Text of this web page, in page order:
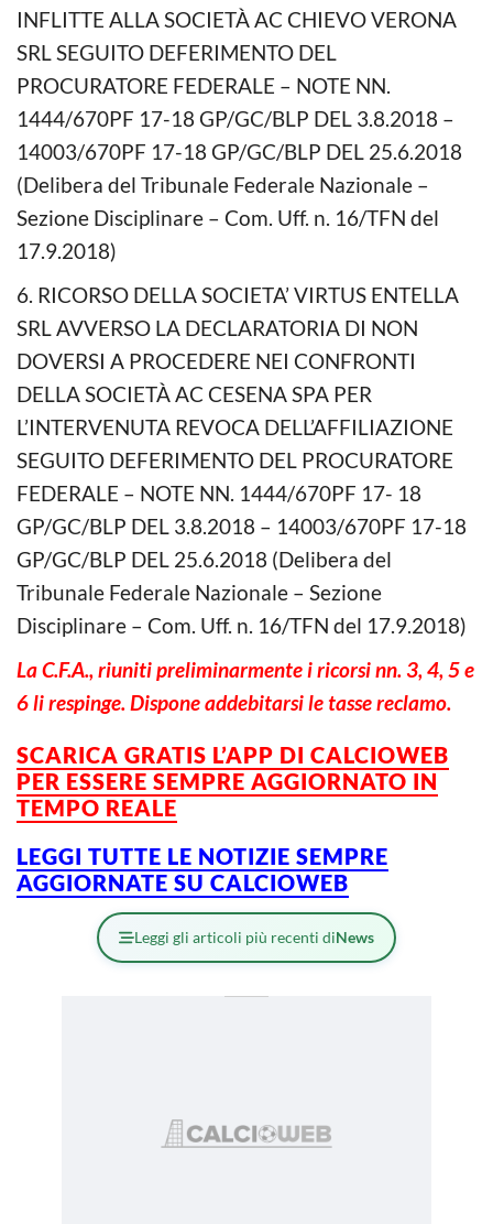
INFLITTE ALLA SOCIETÀ AC CHIEVO VERONA
SRL SEGUITO DEFERIMENTO DEL
PROCURATORE FEDERALE – NOTE NN.
1444/670PF 17-18 GP/GC/BLP DEL 3.8.2018 –
14003/670PF 17-18 GP/GC/BLP DEL 25.6.2018
(Delibera del Tribunale Federale Nazionale –
Sezione Disciplinare – Com. Uff. n. 16/TFN del
17.9.2018)
6. RICORSO DELLA SOCIETA’ VIRTUS ENTELLA
SRL AVVERSO LA DECLARATORIA DI NON
DOVERSI A PROCEDERE NEI CONFRONTI
DELLA SOCIETÀ AC CESENA SPA PER
L’INTERVENUTA REVOCA DELL’AFFILIAZIONE
SEGUITO DEFERIMENTO DEL PROCURATORE
FEDERALE – NOTE NN. 1444/670PF 17- 18
GP/GC/BLP DEL 3.8.2018 – 14003/670PF 17-18
GP/GC/BLP DEL 25.6.2018 (Delibera del
Tribunale Federale Nazionale – Sezione
Disciplinare – Com. Uff. n. 16/TFN del 17.9.2018)
La C.F.A., riuniti preliminarmente i ricorsi nn. 3, 4, 5 e
6 li respinge. Dispone addebitarsi le tasse reclamo.
SCARICA GRATIS L’APP DI CALCIOWEB
PER ESSERE SEMPRE AGGIORNATO IN
TEMPO REALE
LEGGI TUTTE LE NOTIZIE SEMPRE
AGGIORNATE SU CALCIOWEB
Leggi gli articoli più recenti diNews